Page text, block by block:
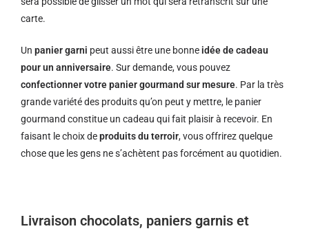
carte.
Un panier garni peut aussi être une bonne idée de cadeau
pour un anniversaire. Sur demande, vous pouvez
confectionner votre panier gourmand sur mesure. Par la très
grande variété des produits qu’on peut y mettre, le panier
gourmand constitue un cadeau qui fait plaisir à recevoir. En
faisant le choix deproduits du terroir, vous offrirez quelque
chose que les gens ne s’achètent pas forcément au quotidien.
Livraison chocolats, paniers garnis et